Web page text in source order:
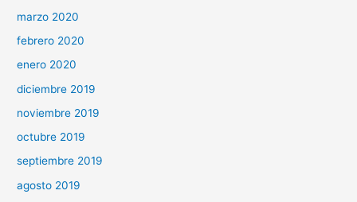
marzo 2020
febrero 2020
enero 2020
diciembre 2019
noviembre 2019
octubre 2019
septiembre 2019
agosto 2019